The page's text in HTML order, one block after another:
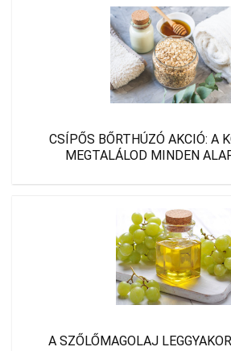
CSÍPŐS BŐRTHÚZÓ AKCIÓ: A
MEGTALÁLOD MINDEN
A SZŐLŐMAGOLAJ